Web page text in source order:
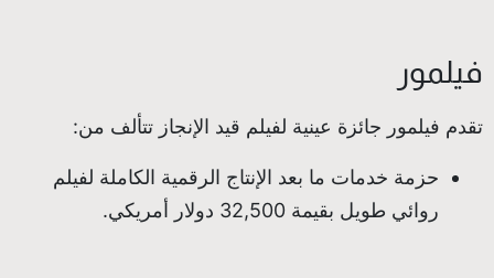
فيلمور
تقدم فيلمور جائزة عينية لفيلم قيد الإنجاز تتألف من:
حزمة خدمات ما بعد الإنتاج الرقمية الكاملة لفيلم
روائي طويل بقيمة 32,500 دولار أمريكي.